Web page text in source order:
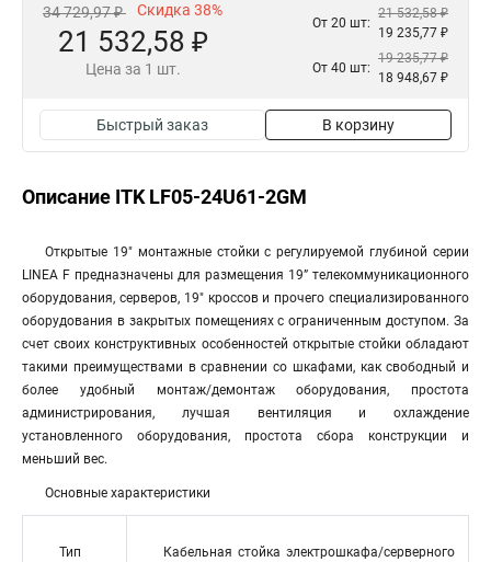
34 729,97 ₽ Скидка 38%
21 532,58 ₽
Цена за 1 шт.
От 20 шт:
21 532,58 ₽
19 235,77 ₽
От 40 шт:
19 235,77 ₽
18 948,67 ₽
Быстрый заказ В корзину
Описание ITK LF05-24U61-2GM
Открытые 19" монтажные стойки с регулируемой глубиной серии
LINEA F предназначены для размещения 19” телекоммуникационного
оборудования, серверов, 19" кроссов и прочего специализированного
оборудования в закрытых помещениях с ограниченным доступом. За
счет своих конструктивных особенностей открытые стойки обладают
такими преимуществами в сравнении со шкафами, как свободный и
более удобный монтаж/демонтаж оборудования, простота
администрирования, лучшая вентиляция и охлаждение
установленного оборудования, простота сбора конструкции и
меньший вес.
Основные характеристики
Тип Кабельная стойка электрошкафа/серверного